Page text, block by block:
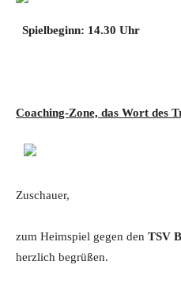
Spielbeginn: 14.30 Uhr
Coaching-Zone, das Wort des
Zuschauer,
zum Heimspiel gegen den TSV
herzlich begrüßen.